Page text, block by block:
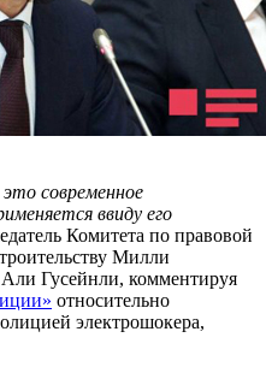
современное
ввиду его
Комитета по правовой
Милли
Гусейнли, комментируя
относительно
электрошокера,